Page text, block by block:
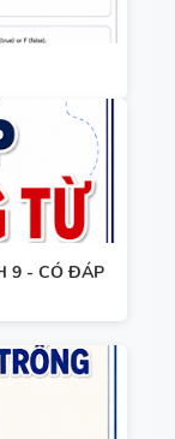
9 - CÓ ĐÁP